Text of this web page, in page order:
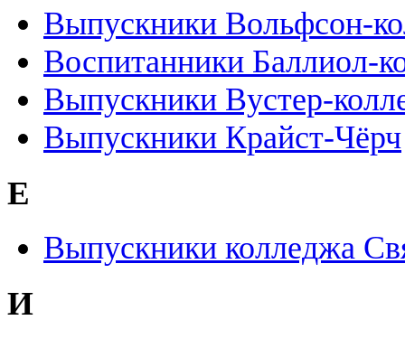
Выпускники Вольфсон-
Воспитанники Баллиол-
Выпускники Вустер-
Выпускники Крайст-Чёрч
Е
Выпускники колледжа
И